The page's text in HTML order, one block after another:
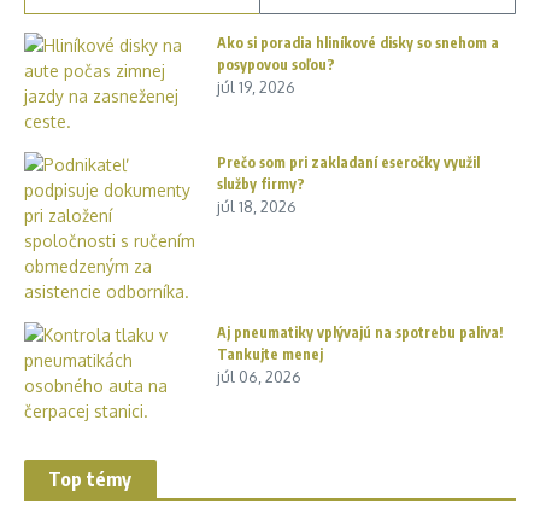
Ako si poradia hliníkové disky so snehom a
posypovou soľou?
júl 19, 2026
Prečo som pri zakladaní eseročky využil
služby firmy?
júl 18, 2026
Aj pneumatiky vplývajú na spotrebu paliva!
Tankujte menej
júl 06, 2026
Top témy